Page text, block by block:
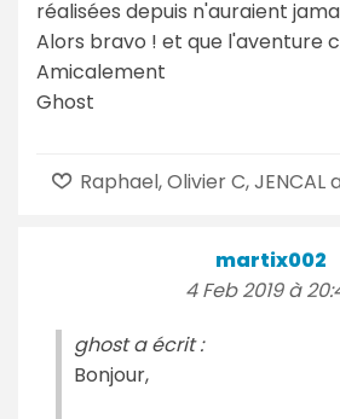
réalisées depuis n'auraient
Alors bravo ! et que l'aventure
Amicalement
Ghost
Raphael, Olivier C, JENCAL
martix002
4 Feb 2019 à
ghost a écrit :
Bonjour,